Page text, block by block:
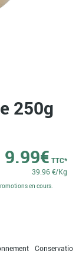
250g
9.99€ TTC*
39.96 €/Kg
en cours.
Conservation